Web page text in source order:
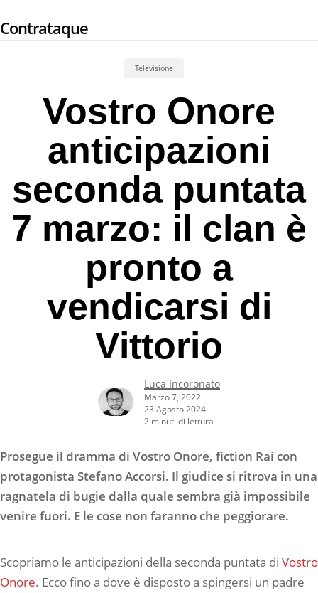
to
Contrataque
Televisione
Vostro Onore
anticipazioni
seconda puntata
7 marzo: il clan è
pronto a
vendicarsi di
Vittorio
Luca Incoronato
Marzo 7, 2022
23 Agosto 2024
2 minuti di lettura
Prosegue il dramma di Vostro Onore, fiction Rai con
protagonista Stefano Accorsi. Il giudice si ritrova in una
ragnatela di bugie dalla quale sembra già impossibile
venire fuori. E le cose non faranno che peggiorare.
Scopriamo le anticipazioni della seconda puntata di Vostro
Onore. Ecco fino a dove è disposto a spingersi un padre